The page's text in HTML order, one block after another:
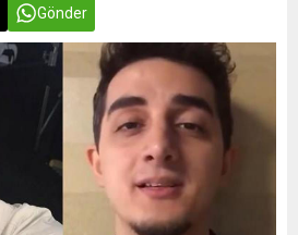
Gönder